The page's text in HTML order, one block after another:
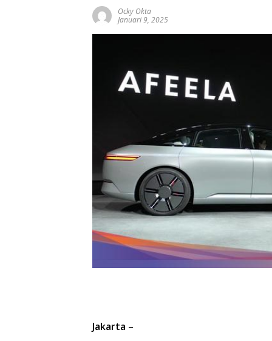
Ocky Okta
Januari 9, 2025
Jakarta –